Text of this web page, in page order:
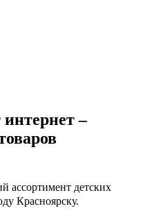
интернет –
ассортимент детских
Красноярску.